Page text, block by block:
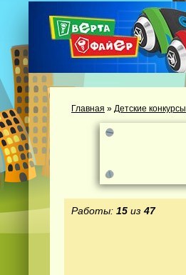
Главная » Детские конкурсы
Работы: 15 из 47